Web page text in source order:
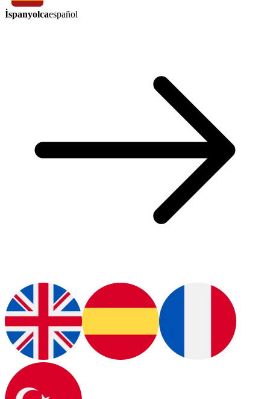
İspanyolcaespañol